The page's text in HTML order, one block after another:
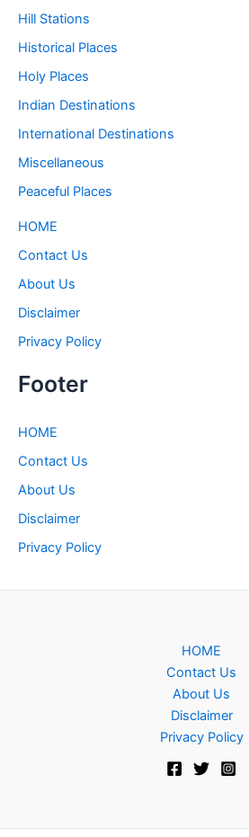
Hill Stations
Historical Places
Holy Places
Indian Destinations
International Destinations
Miscellaneous
Peaceful Places
HOME
Contact Us
About Us
Disclaimer
Privacy Policy
Footer
HOME
Contact Us
About Us
Disclaimer
Privacy Policy
HOME
Contact Us
About Us
Disclaimer
Privacy Policy